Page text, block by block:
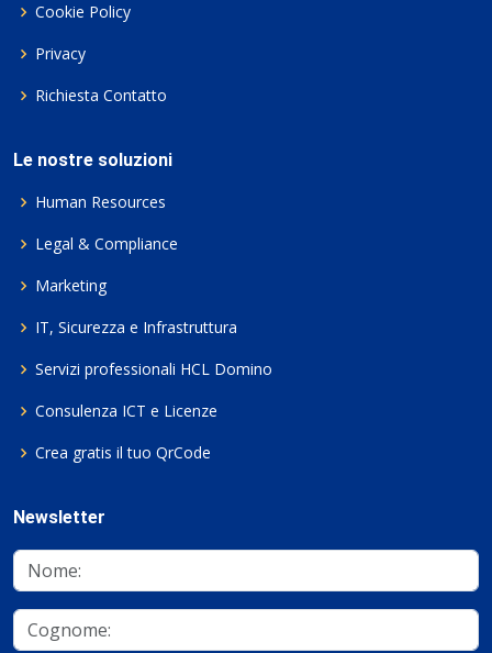
Cookie Policy
Privacy
Richiesta Contatto
Le nostre soluzioni
Human Resources
Legal & Compliance
Marketing
IT, Sicurezza e Infrastruttura
Servizi professionali HCL Domino
Consulenza ICT e Licenze
Crea gratis il tuo QrCode
Newsletter